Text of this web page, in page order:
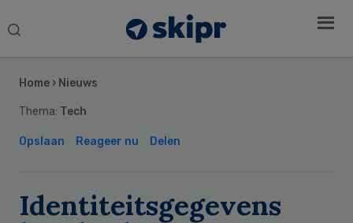
Search
Home › Nieuws
Thema: Tech
Opslaan Reageer nu Delen
Identiteitsgegevens
Sidebar